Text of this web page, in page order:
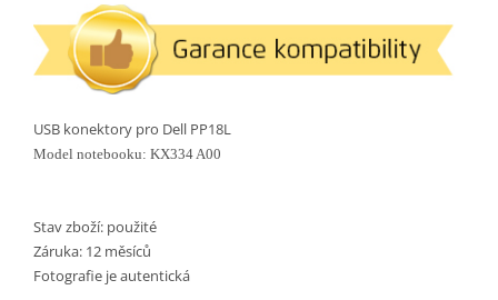
USB konektory pro Dell PP18L
Model notebooku: KX334 A00
Stav zboží: použité
Záruka: 12 měsíců
Fotografie je autentická